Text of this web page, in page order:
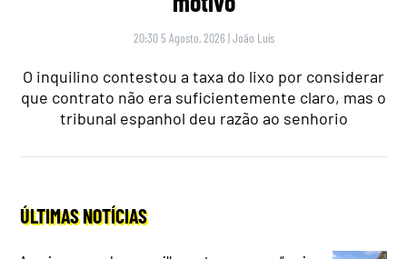
20:30 5 Agosto, 2026 |João Luís
O inquilino contestou a taxa do lixo por considerar
que contrato não era suficientemente claro, mas o
tribunal espanhol deu razão ao senhorio
ÚLTIMAS NOTÍCIAS